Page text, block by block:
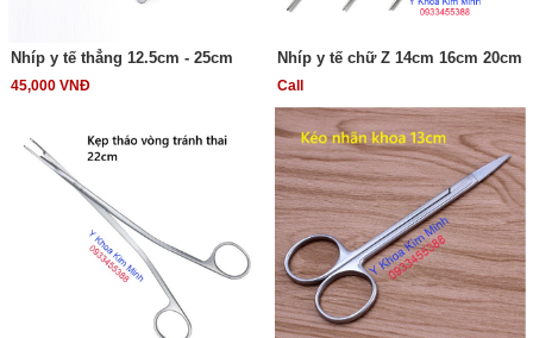
Nhíp y tế thẳng 12.5cm - 25cm
45,000 VNĐ
Nhíp y tế chữ Z 14cm 16cm 20cm
Call